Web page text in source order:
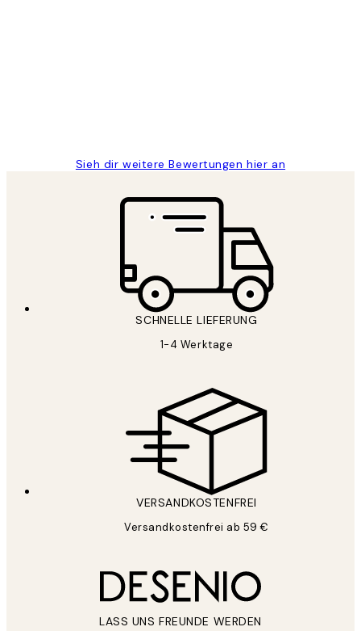
Sieh dir weitere Bewertungen hier an
SCHNELLE LIEFERUNG
1-4 Werktage
VERSANDKOSTENFREI
Versandkostenfrei ab 59 €
LASS UNS FREUNDE WERDEN